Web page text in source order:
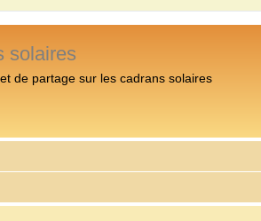
solaires
de partage sur les cadrans solaires